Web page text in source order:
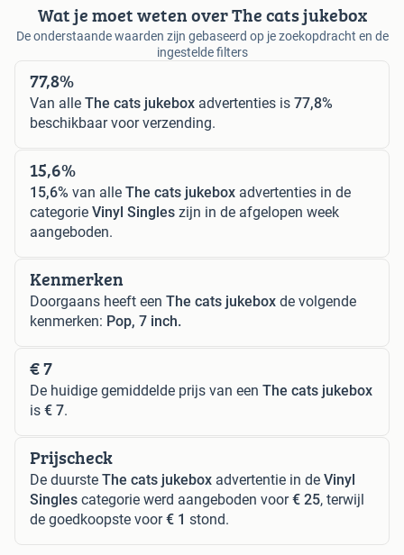
Wat je moet weten over The cats jukebox
De onderstaande waarden zijn gebaseerd op je zoekopdracht en de
ingestelde filters
77,8%
Van alle The cats jukebox advertenties is 77,8%
beschikbaar voor verzending.
15,6%
15,6% van alle The cats jukebox advertenties in de
categorie Vinyl Singles zijn in de afgelopen week
aangeboden.
Kenmerken
Doorgaans heeft een The cats jukebox de volgende
kenmerken: Pop, 7 inch.
€ 7
De huidige gemiddelde prijs van een The cats jukebox
is € 7.
Prijscheck
De duurste The cats jukebox advertentie in de Vinyl
Singles categorie werd aangeboden voor€ 25, terwijl
de goedkoopste voor€ 1 stond.